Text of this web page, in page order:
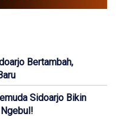
Bertambah,
Sidoarjo Bikin